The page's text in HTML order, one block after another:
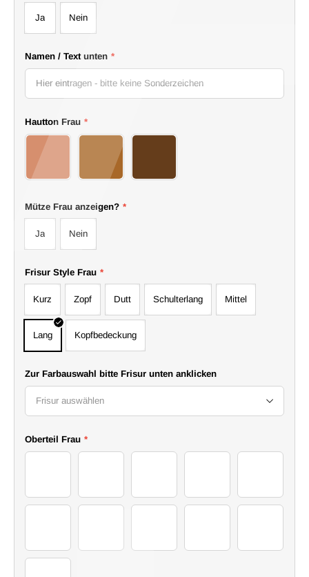
Ja Nein
Namen / Text unten *
Hautton Frau *
04Girl
Mütze Frau anzeigen? *
Ja Nein
Frisur Style Frau *
Kurz Zopf Dutt Schulterlang Mittel
Lang Kopfbedeckung
Zur Farbauswahl bitte Frisur unten anklicken
Frisur auswählen
Oberteil Frau *